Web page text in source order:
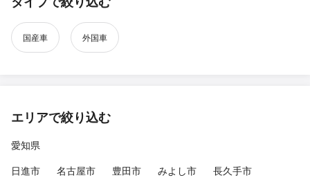
国産車 外国車
エリアで絞り込む
愛知県
日進市
名古屋市 豊田市 みよし市
長久手市